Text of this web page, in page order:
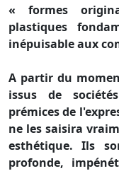
« formes
plastiques
inépuisable aux
A partir du
issus de
prémices de
ne les saisira
esthétique. Ils
profonde,